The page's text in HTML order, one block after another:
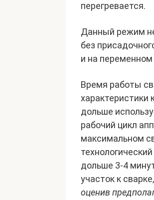
перегревается.
Данный режим
без
и на переменном
Время работы
характеристики
дольше
рабочий цикл
максимальном
дольше 3-4
участок к
оценив